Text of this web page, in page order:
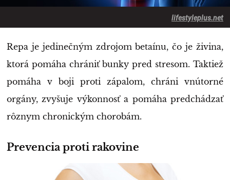
lifestyleplus.net
Repa je jedinečným zdrojom betaínu, čo je živina,
ktorá pomáha chrániť bunky pred stresom. Taktiež
pomáha v boji proti zápalom, chráni vnútorné
orgány, zvyšuje výkonnosť a pomáha predchádzať
rôznym chronickým chorobám.
Prevencia proti rakovine